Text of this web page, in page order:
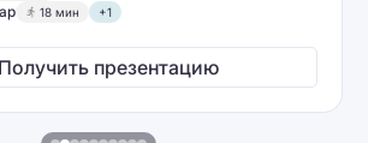
18 мин +1
Получить презентацию